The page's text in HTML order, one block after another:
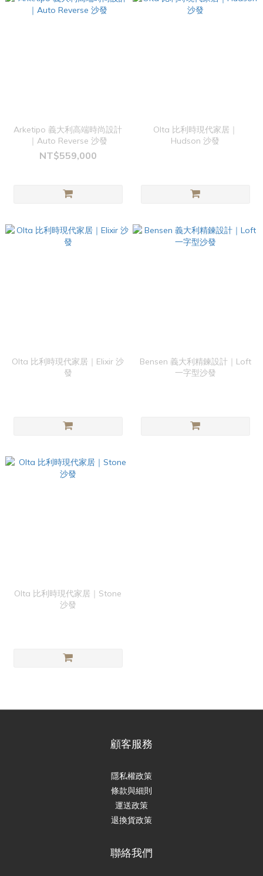
Arketipo 義大利高端時尚設計
｜Auto Reverse 沙發
NT$559,000
Olta 比利時現代家居｜
Hudson 沙發
Olta 比利時現代家居｜Elixir 沙
發
Bensen 義大利精鍊設計｜Loft
一字型沙發
Olta 比利時現代家居｜Stone
沙發
顧客服務
隱私權政策
條款與細則
運送政策
退換貨政策
聯絡我們